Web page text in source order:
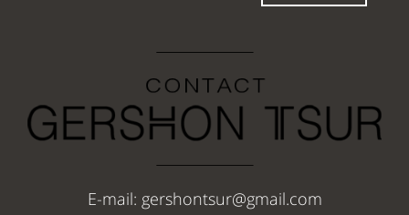
E-mail: gershontsur@gmail.com